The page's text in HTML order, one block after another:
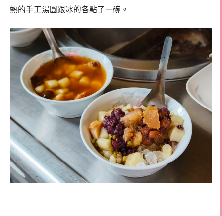
熱的手工湯圓跟冰的各點了一碗。